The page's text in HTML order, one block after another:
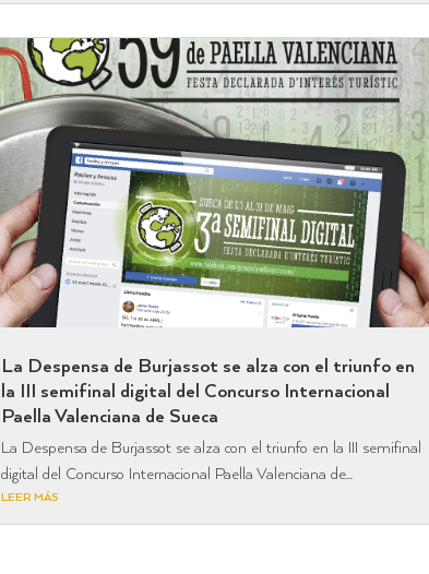
La Despensa de Burjassot se alza con el triunfo en
la III semifinal digital del Concurso Internacional
Paella Valenciana de Sueca
La Despensa de Burjassot se alza con el triunfo en la III semifinal
digital del Concurso Internacional Paella Valenciana de...
LEER MÁS